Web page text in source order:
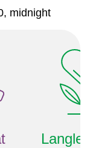
midnight